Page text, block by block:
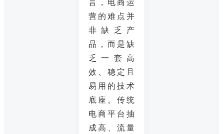
言，电商运
营的难点并
非缺乏产
品，而是缺
乏一套高
效、稳定且
易用的技术
底座。传统
电商平台抽
成高、流量